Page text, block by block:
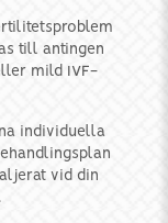
till antingen
mild IVF-
individuella
vid din